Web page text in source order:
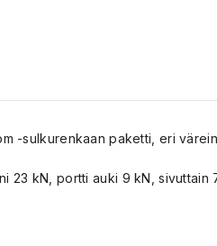
-sulkurenkaan paketti, eri
23 kN, portti auki 9 kN, sivuttain